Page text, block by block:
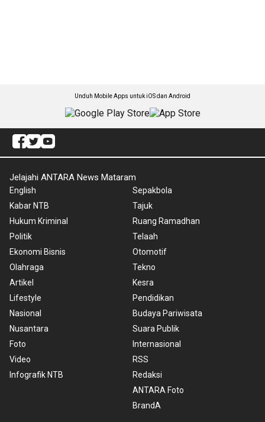
Unduh Mobile Apps untuk iOS dan Android
Jelajahi ANTARA News Mataram
English
Kabar NTB
Hukum Kriminal
Politik
Ekonomi Bisnis
Olahraga
Artikel
Lifestyle
Nasional
Nusantara
Foto
Video
Infografik NTB
Sepakbola
Tajuk
Ruang Ramadhan
Telaah
Otomotif
Tekno
Kesra
Pendidikan
Budaya Pariwisata
Suara Publik
Internasional
RSS
Redaksi
ANTARA Foto
BrandA